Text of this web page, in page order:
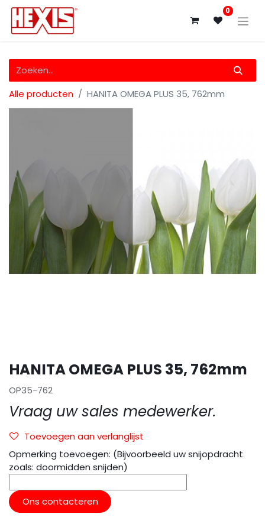
0
Alle producten HANITA OMEGA PLUS 35, 762mm
HANITA OMEGA PLUS 35, 762mm
OP35-762
Vraag uw sales medewerker.
Toevoegen aan verlanglijst
Opmerking toevoegen: (Bijvoorbeeld uw snijopdracht
zoals: doormidden snijden)
Ons contacteren